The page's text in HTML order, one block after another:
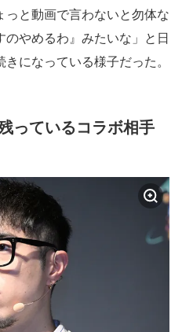
と動画で言わないと勿体な
やめるわ』みたいな」と日
になっている様子だった。
っているコラボ相手